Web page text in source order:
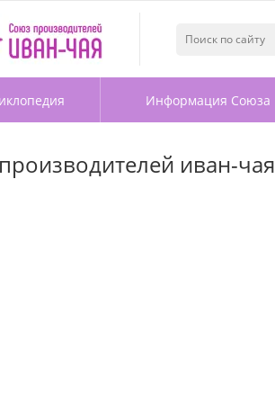
Информация Союза
иван-чая